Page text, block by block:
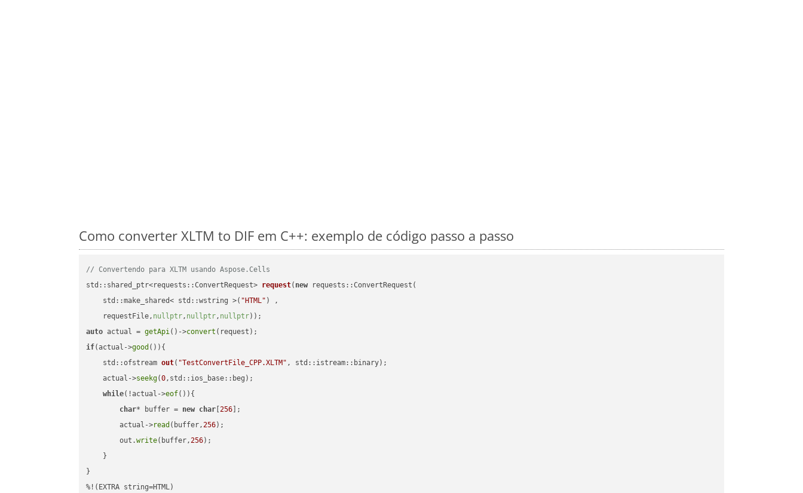
Como converter XLTM to DIF em C++: exemplo de código passo a passo
// Convertendo para XLTM usando Aspose.Cells
std::shared_ptr<requests::ConvertRequest> request( new requests::ConvertRequest(
    std::make_shared< std::wstring >(
"HTML" ) ,
    requestFile,
nullptr, nullptr, nullptr))
auto actual = getApi()->convert
if(actual->good ()){
std::ofstream out( "TestConvertFile_CPP.XLTM" , std::istream::binary) ;
    actual->
seekg(0,std::ios_base::beg);
while(!actual->eof()){
char* buffer = new char [256 ];
        actual->
read (buffer,256);
        out.
write(buffer,256);
    }
}